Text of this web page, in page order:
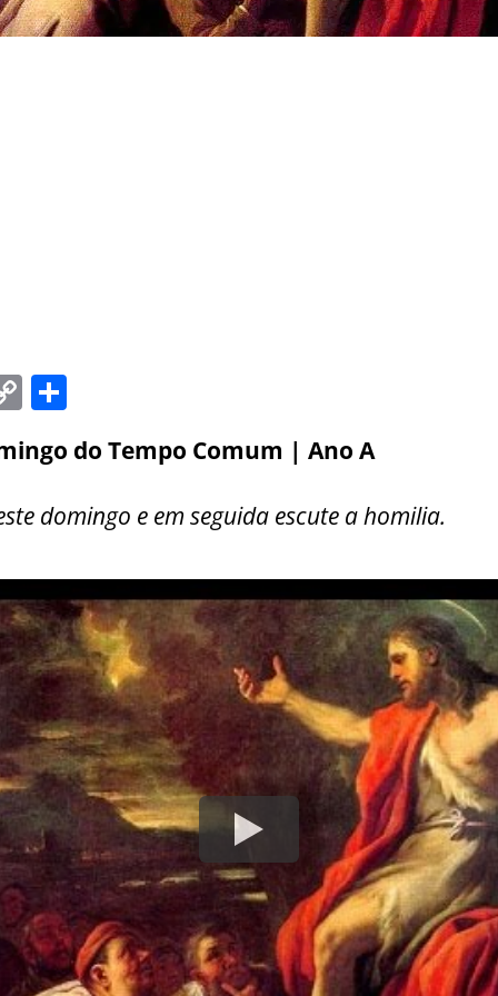
C
p
y
Li
n
k
ar
e
do Tempo Comum | Ano A
domingo e em seguida escute a homilia.